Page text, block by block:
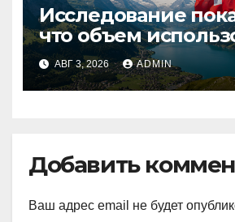
Исследование
что объем
криптовалют в
в два раза
аналогичный
АВГ 3, 2026 ADMIN
Добавить
Ваш адрес email не будет